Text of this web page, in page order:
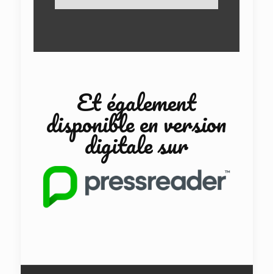
Et également
disponible en version
digitale sur